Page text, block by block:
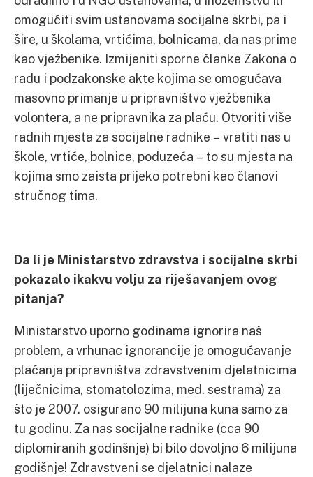
omogućiti svim ustanovama socijalne skrbi, pa i
šire, u školama, vrtićima, bolnicama, da nas prime
kao vježbenike. Izmijeniti sporne članke Zakona o
radu i podzakonske akte kojima se omogućava
masovno primanje u pripravništvo vježbenika
volontera, a ne pripravnika za plaću. Otvoriti više
radnih mjesta za socijalne radnike – vratiti nas u
škole, vrtiće, bolnice, poduzeća – to su mjesta na
kojima smo zaista prijeko potrebni kao članovi
stručnog tima.
Da li je Ministarstvo zdravstva i socijalne skrbi
pokazalo ikakvu volju za riješavanjem ovog
pitanja?
Ministarstvo uporno godinama ignorira naš
problem, a vrhunac ignorancije je omogućavanje
plaćanja pripravništva zdravstvenim djelatnicima
(liječnicima, stomatolozima, med. sestrama) za
što je 2007. osigurano 90 milijuna kuna samo za
tu godinu. Za nas socijalne radnike (cca 90
diplomiranih godinšnje) bi bilo dovoljno 6 milijuna
godišnje! Zdravstveni se djelatnici nalaze